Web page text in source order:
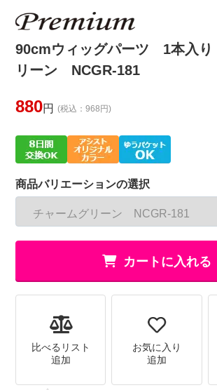
90cmウィッグパーツ 1本入
リーン NCGR-181
880円 (税込：968円)
商品バリエーションの選択
カートに入れる
比べるリスト
追加
お気に入り
追加